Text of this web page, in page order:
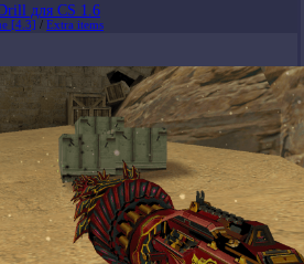
для CS 1.6
[4.3] / Extra items